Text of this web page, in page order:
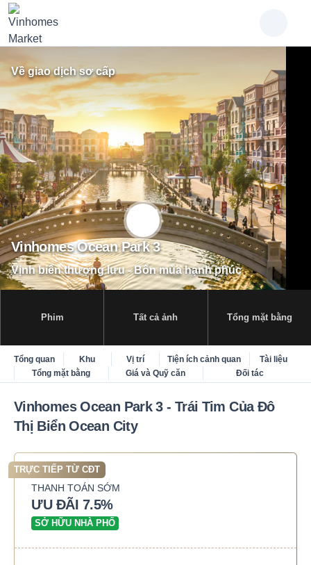
Về giao dịch sơ cấp
Vinhomes Ocean Park 3
Vịnh biển thượng lưu - Bốn mùa hạnh phúc
Phim Tất cả ảnh Tổng mặt bằng
Tổng quan Khu Vị trí Tiện ích cảnh quan
Tài liệu
Tổng mặt bằng
Giá và Quỹ căn Đối tác
Vinhomes Ocean Park 3 - Trái Tim Của Đô
Thị Biển Ocean City
TRỰC TIẾP TỪ CĐT
THANH TOÁN SỚM
ƯU ĐÃI 7.5%
SỞ HỮU NHÀ PHỐ